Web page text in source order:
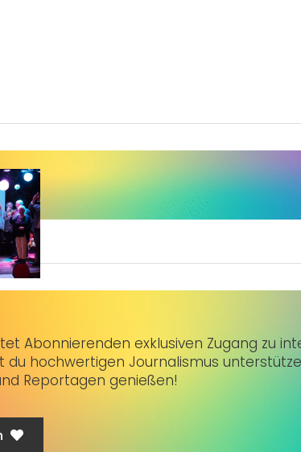
Abonnierenden exklusiven Zugang zu
du hochwertigen Journalismus
Reportagen genießen!